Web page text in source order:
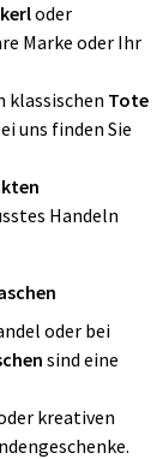
oder
Marke oder Ihr
klassischen Tote
uns finden Sie
Handeln
oder bei
sind eine
kreativen